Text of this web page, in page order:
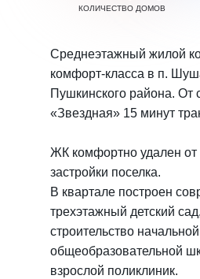
Среднеэтажный жилой
комфорт-класса в п.
Пушкинского района. От
«Звездная» 15 минут
ЖК комфортно удален от
застройки поселка.
В квартале построен
трехэтажный детский
строительство
общеобразовательной
взрослой поликлиник.
КОЛИЧЕСТВО ДОМОВ